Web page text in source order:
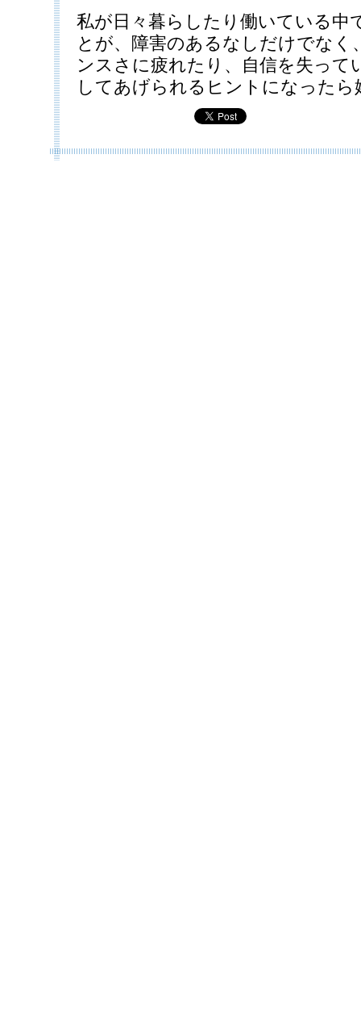
私が日々暮らしたり働いている中
とが、障害のあるなしだけでなく
ンスさに疲れたり、自信を失って
してあげられるヒントになったら